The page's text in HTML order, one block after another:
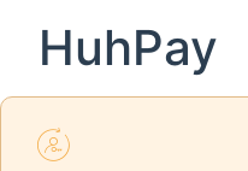
HuhPay